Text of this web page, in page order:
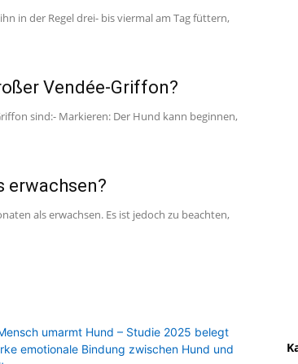
in der Regel drei- bis viermal am Tag füttern,
Vendée-Griffon?
sind:- Markieren: Der Hund kann beginnen,
erwachsen?
als erwachsen. Es ist jedoch zu beachten,